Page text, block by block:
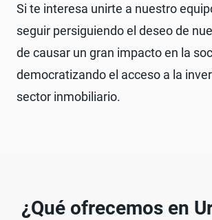
Si te interesa unirte a nuestro
seguir persiguiendo el deseo de
de causar un gran impacto en la
democratizando el acceso a la
sector inmobiliario.
¿Qué ofrecemos en